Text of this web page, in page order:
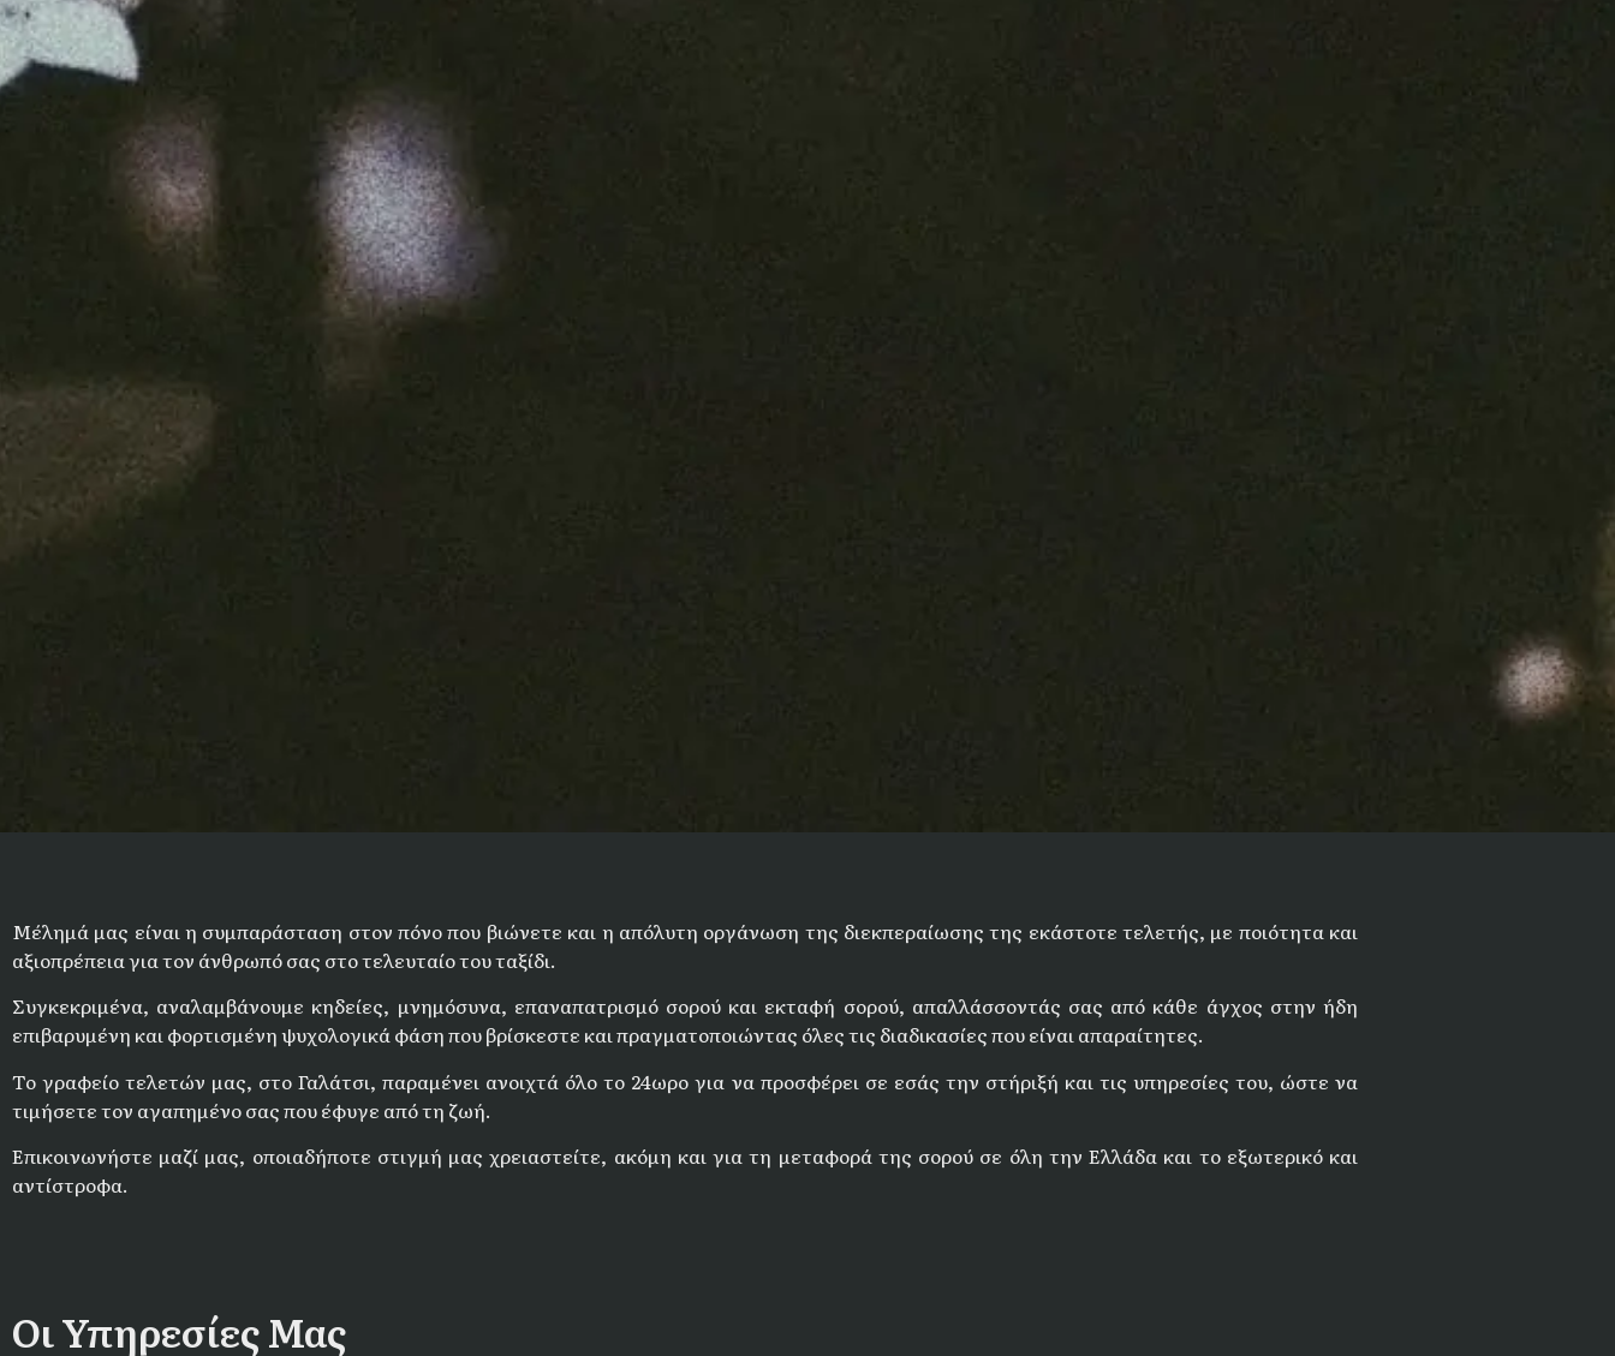
Μέλημά μας είναι η συμπαράσταση στον πόνο που βιώνετε και η απόλυτη οργάνωση της διεκπεραίωσης της εκάστοτε τελετής, με ποιότητα και
αξιοπρέπεια για τον άνθρωπό σας στο τελευταίο του ταξίδι.
Συγκεκριμένα, αναλαμβάνουμε κηδείες, μνημόσυνα, επαναπατρισμό σορού και εκταφή σορού, απαλλάσσοντάς σας από κάθε άγχος στην ήδη
επιβαρυμένη και φορτισμένη ψυχολογικά φάση που βρίσκεστε και πραγματοποιώντας όλες τις διαδικασίες που είναι απαραίτητες.
Το γραφείο τελετών μας, στο Γαλάτσι, παραμένει ανοιχτά όλο το 24ωρο για να προσφέρει σε εσάς την στήριξή και τις υπηρεσίες του, ώστε να
τιμήσετε τον αγαπημένο σας που έφυγε από τη ζωή.
Επικοινωνήστε μαζί μας, οποιαδήποτε στιγμή μας χρειαστείτε, ακόμη και για τη μεταφορά της σορού σε όλη την Ελλάδα και το εξωτερικό και
αντίστροφα.
Οι Υπηρεσίες Μας